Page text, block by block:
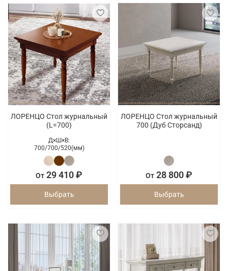
ЛОРЕНЦО Стол журнальный
(L=700)
Д×Ш×В:
700/700/520(мм)
От 29 410 ₽
Выбрать
ЛОРЕНЦО Стол журнальный
700 (Дуб Сторсанд)
От 28 800 ₽
Выбрать